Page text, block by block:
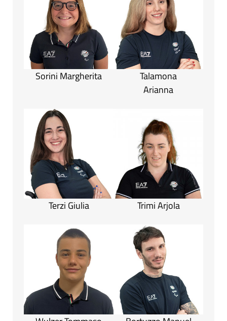
Sorini Margherita
Talamona
Arianna
Terzi Giulia Trimi Arjola